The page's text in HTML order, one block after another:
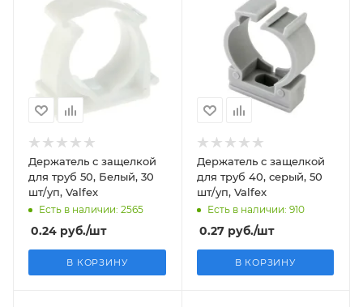
Держатель с защелкой
для труб 50, Белый, 30
шт/уп, Valfex
Есть в наличии: 2565
0.24 руб./шт
В КОРЗИНУ
Держатель с защелкой
для труб 40, серый, 50
шт/уп, Valfex
Есть в наличии: 910
0.27руб./шт
В КОРЗИНУ